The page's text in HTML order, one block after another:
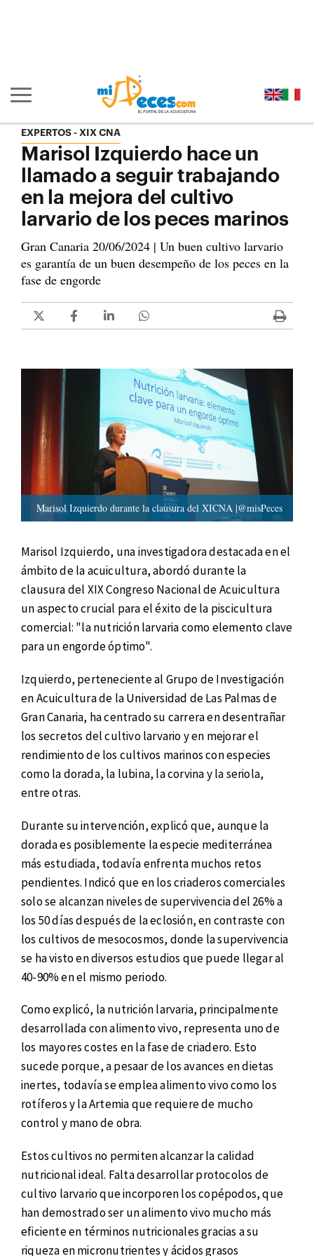
Mostrar/ocultar navegación principal
EXPERTOS XIX CNA
Marisol Izquierdo hace un
llamado a seguir trabajando
en la mejora del cultivo
larvario de los peces marinos
Gran Canaria 20/06/2024 | Un buen cultivo larvario
es garantía de un buen desempeño de los peces en la
fase de engorde
Marisol Izquierdo durante la clausura del XICNA |@misPeces
Marisol Izquierdo, una investigadora destacada en el
ámbito de la acuicultura, abordó durante la
clausura del XIX Congreso Nacional de Acuicultura
un aspecto crucial para el éxito de la piscicultura
comercial: "la nutrición larvaria como elemento clave
para un engorde óptimo".
Izquierdo, perteneciente al Grupo de Investigación
en Acuicultura de la Universidad de Las Palmas de
Gran Canaria, ha centrado su carrera en desentrañar
los secretos del cultivo larvario y en mejorar el
rendimiento de los cultivos marinos con especies
como la dorada, la lubina, la corvina y la seriola,
entre otras.
Durante su intervención, explicó que, aunque la
dorada es posiblemente la especie mediterránea
más estudiada, todavía enfrenta muchos retos
pendientes. Indicó que en los criaderos comerciales
solo se alcanzan niveles de supervivencia del 26% a
los 50 días después de la eclosión, en contraste con
los cultivos de mesocosmos, donde la supervivencia
se ha visto en diversos estudios que puede llegar al
40-90% en el mismo periodo.
Como explicó, la nutrición larvaria, principalmente
desarrollada con alimento vivo, representa uno de
los mayores costes en la fase de criadero. Esto
sucede porque, a pesaar de los avances en dietas
inertes, todavía se emplea alimento vivo como los
rotíferos y la Artemia que requiere de mucho
control y mano de obra.
Estos cultivos no permiten alcanzar la calidad
nutricional ideal. Falta desarrollar protocolos de
cultivo larvario que incorporen los copépodos, que
han demostrado ser un alimento vivo mucho más
eficiente en términos nutricionales gracias a su
riqueza en micronutrientes y ácidos grasos